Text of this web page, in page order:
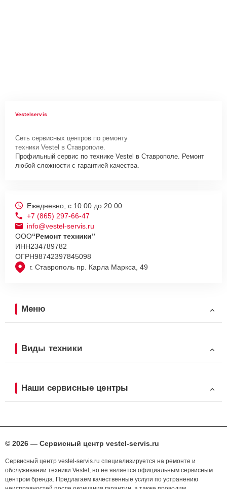
Vestelservis
Сеть сервисных центров по ремонту
техники Vestel в Ставрополе.
Профильный сервис по технике Vestel в Ставрополе. Ремонт
любой сложности с гарантией качества.
г. Ставрополь пр. Карла Маркса, 49
Ежедневно, с 10:00 до 20:00
+7 (865) 297-66-47
info@vestel-servis.ru
ООО“Ремонт техники”
ИНН234789782
ОГРН98742397845098
Меню
Виды техники
Наши сервисные центры
© 2026 — Сервисный центр vestel-servis.ru
Сервисный центр vestel-servis.ru специализируется на ремонте и
обслуживании техники Vestel, но не является официальным сервисным
центром бренда. Предлагаем качественные услуги по устранению